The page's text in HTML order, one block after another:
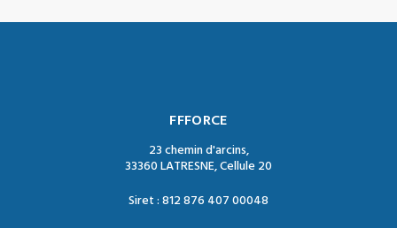
FFFORCE
23 chemin d'arcins,
33360 LATRESNE, Cellule 20
Siret : 812 876 407 00048